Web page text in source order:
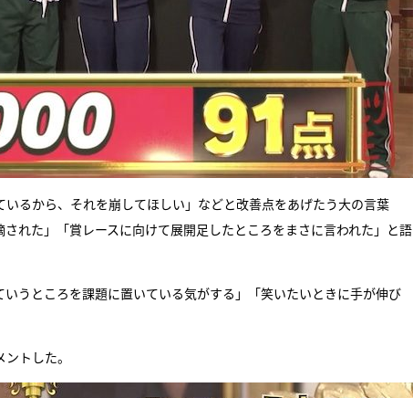
るから、それを崩してほしい」などと改善点をあげたう大の言葉
れた」「賞レースに向けて展開足したところをまさに言われた」と語
うところを課題に置いている気がする」「笑いたいときに手が伸び
トした。